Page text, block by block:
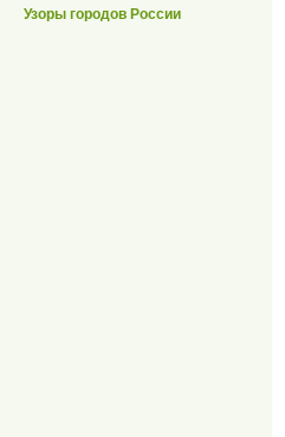
Узоры городов России